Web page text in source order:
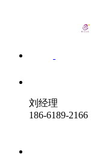
刘经理
186-6189-2166